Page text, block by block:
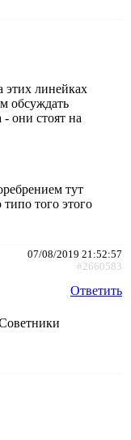
этих линейках
обсуждать
они стоят на
тут
того этого
07/08/2019 21:52:57
#2660583
Ответить